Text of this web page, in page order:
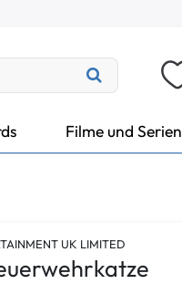
Filme und Serien
UK LIMITED